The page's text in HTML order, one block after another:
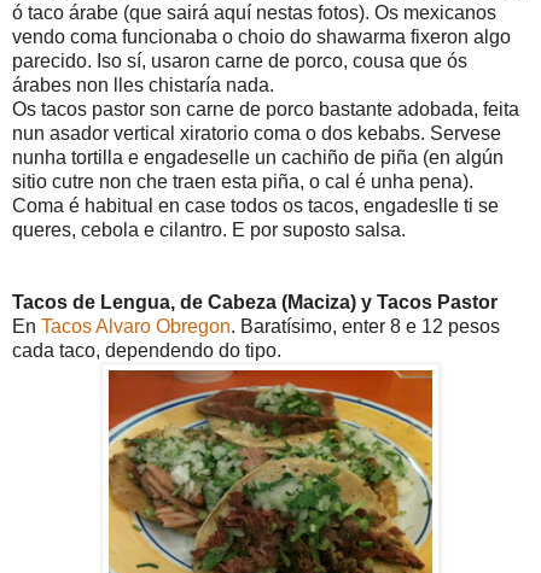
ó taco árabe (que sairá aquí nestas fotos). Os mexicanos
vendo coma funcionaba o choio do shawarma fixeron algo
parecido. Iso sí, usaron carne de porco, cousa que ós
árabes non lles chistaría nada.
Os tacos pastor son carne de porco bastante adobada, feita
nun asador vertical xiratorio coma o dos kebabs. Servese
nunha tortilla e engadeselle un cachiño de piña (en algún
sitio cutre non che traen esta piña, o cal é unha pena).
Coma é habitual en case todos os tacos, engadeslle ti se
queres, cebola e cilantro. E por suposto salsa.
Tacos de Lengua, de Cabeza (Maciza) y Tacos Pastor
En Tacos Alvaro Obregon. Baratísimo, enter 8 e 12 pesos
cada taco, dependendo do tipo.